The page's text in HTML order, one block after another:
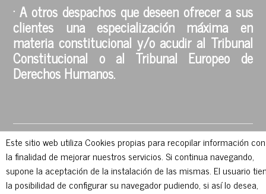
· A otros despachos que deseen ofrecer a sus
clientes una especialización máxima en
materia constitucional y/o acudir al Tribunal
Constitucional o al Tribunal Europeo de
Derechos Humanos.
Este sitio web utiliza Cookies propias para recopilar información con
la finalidad de mejorar nuestros servicios. Si continua navegando,
supone la aceptación de la instalación de las mismas. El usuario
la posibilidad de configurar su navegador pudiendo, si así lo desea,